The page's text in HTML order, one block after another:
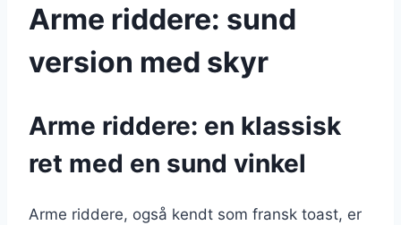
Arme riddere: sund
version med skyr
Arme riddere: en klassisk
ret med en sund vinkel
Arme riddere, også kendt som fransk toast, er